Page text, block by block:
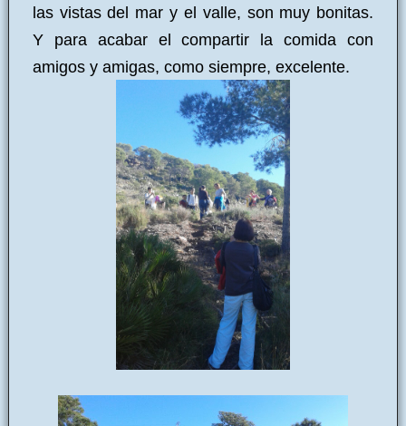
las vistas del mar y el valle, son muy bonitas.
Y para acabar el compartir la comida con
amigos y amigas, como siempre, excelente.